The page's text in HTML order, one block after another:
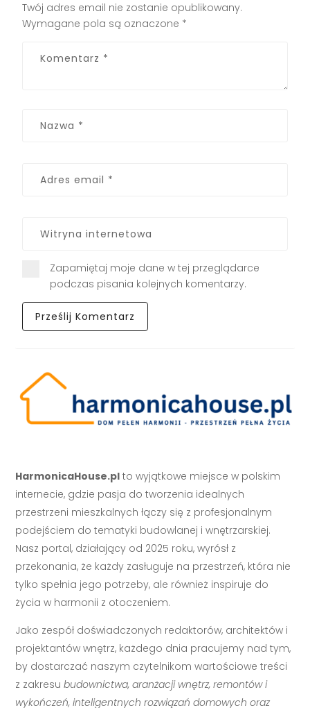
Twój adres email nie zostanie opublikowany.
Wymagane pola są oznaczone *
Zapamiętaj moje dane w tej przeglądarce
podczas pisania kolejnych komentarzy.
HarmonicaHouse.pl to wyjątkowe miejsce w polskim
internecie, gdzie pasja do tworzenia idealnych
przestrzeni mieszkalnych łączy się z profesjonalnym
podejściem do tematyki budowlanej i wnętrzarskiej.
Nasz portal, działający od 2025 roku, wyrósł z
przekonania, że każdy zasługuje na przestrzeń, która nie
tylko spełnia jego potrzeby, ale również inspiruje do
życia w harmonii z otoczeniem.
Jako zespół doświadczonych redaktorów, architektów i
projektantów wnętrz, każdego dnia pracujemy nad tym,
by dostarczać naszym czytelnikom wartościowe treści
z zakresubudownictwa, aranżacji wnętrz, remontów i
wykończeń, inteligentnych rozwiązań domowych oraz